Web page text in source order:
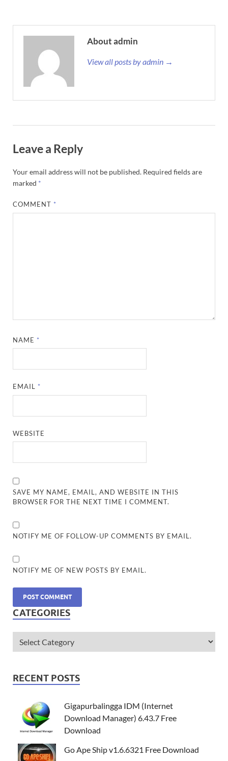
About admin
View all posts by admin →
Leave a Reply
Your email address will not be published. Required fields are
marked *
COMMENT *
NAME *
EMAIL *
WEBSITE
SAVE MY NAME, EMAIL, AND WEBSITE IN THIS
BROWSER FOR THE NEXT TIME I COMMENT.
NOTIFY ME OF FOLLOW-UP COMMENTS BY EMAIL.
NOTIFY ME OF NEW POSTS BY EMAIL.
CATEGORIES
RECENT POSTS
Gigapurbalingga IDM (Internet
Download Manager) 6.43.7 Free
Download
Go Ape Ship v1.6.6321 Free Download